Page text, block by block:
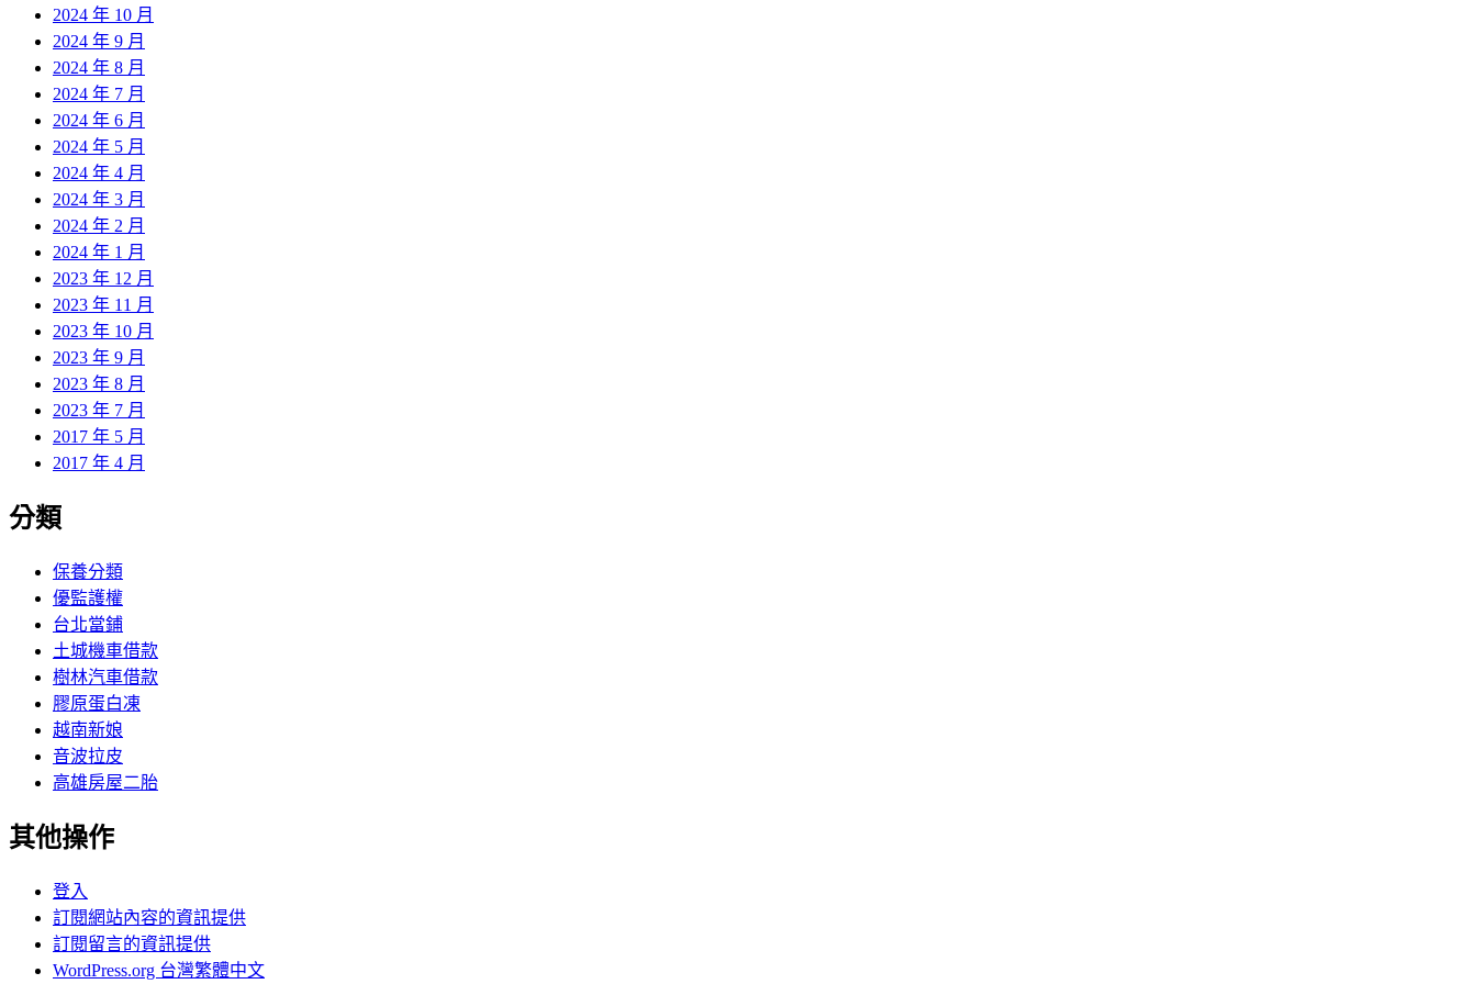
2024 年 10 月
2024 年 9 月
2024 年 8 月
2024 年 7 月
2024 年 6 月
2024 年 5 月
2024 年 4 月
2024 年 3 月
2024 年 2 月
2024 年 1 月
2023 年 12 月
2023 年 11 月
2023 年 10 月
2023 年 9 月
2023 年 8 月
2023 年 7 月
2017 年 5 月
2017 年 4 月
分類
保養分類
優監護權
台北當鋪
土城機車借款
樹林汽車借款
膠原蛋白凍
越南新娘
音波拉皮
高雄房屋二胎
其他操作
登入
訂閱網站內容的資訊提供
訂閱留言的資訊提供
WordPress.org 台灣繁體中文